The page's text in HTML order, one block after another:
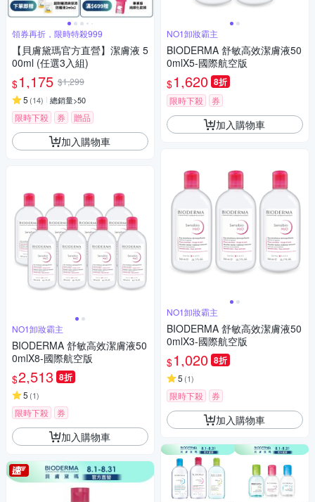
領券再折，限時特殺999
【貝膚黛瑪官方直營】潔膚液 5
00ml (任選3入組)
$1,175 $1,299
5 (14) 總銷量>50
限時下殺 券 贈品
加入購物車
NO1卸妝霸主
BIODERMA 舒敏高效潔膚液50
0mlX8-國際航空版
$2,513 8折
5 (1)
限時下殺 券
加入購物車
NO1卸妝霸主
BIODERMA 舒敏高效潔膚液50
0mlX5-國際航空版
$1,620 8折
限時下殺 券
加入購物車
NO1卸妝霸主
BIODERMA 舒敏高效潔膚液50
0mlX3-國際航空版
$1,020 8折
5 (1)
限時下殺 券
加入購物車